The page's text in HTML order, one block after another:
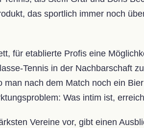
das sportlich immer noch
für etablierte Profis eine
Tennis in der Nachbarschaft
nach dem Match noch ein
Was intim ist,
Vereine vor, gibt einen